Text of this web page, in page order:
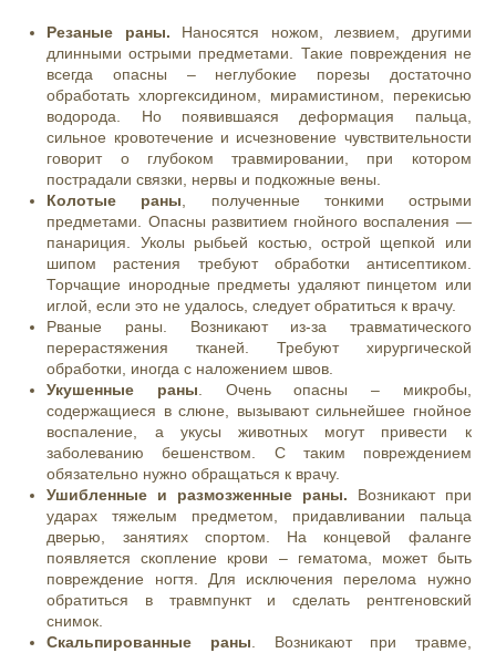
Резаные раны. Наносятся ножом, лезвием, другими
длинными острыми предметами. Такие повреждения не
всегда опасны – неглубокие порезы достаточно
обработать хлоргексидином, мирамистином, перекисью
водорода. Но появившаяся деформация пальца,
сильное кровотечение и исчезновение чувствительности
говорит о глубоком травмировании, при котором
пострадали связки, нервы и подкожные вены.
Колотые раны, полученные тонкими острыми
предметами. Опасны развитием гнойного воспаления —
панариция. Уколы рыбьей костью, острой щепкой или
шипом растения требуют обработки антисептиком.
Торчащие инородные предметы удаляют пинцетом или
иглой, если это не удалось, следует обратиться к врачу.
Рваные раны. Возникают из-за травматического
перерастяжения тканей. Требуют хирургической
обработки, иногда с наложением швов.
Укушенные раны. Очень опасны – микробы,
содержащиеся в слюне, вызывают сильнейшее гнойное
воспаление, а укусы животных могут привести к
заболеванию бешенством. С таким повреждением
обязательно нужно обращаться к врачу.
Ушибленные и размозженные раны. Возникают при
ударах тяжелым предметом, придавливании пальца
дверью, занятиях спортом. На концевой фаланге
появляется скопление крови – гематома, может быть
повреждение ногтя. Для исключения перелома нужно
обратиться в травмпункт и сделать рентгеновский
снимок.
Скальпированные раны. Возникают при травме,